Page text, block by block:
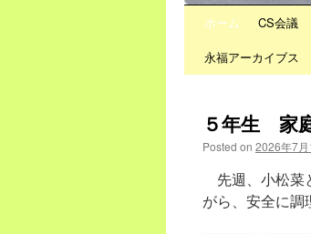
Skipホーム CS会議
永福アーカイブス
５年生 家
Posted on 2026年7月
先週、小松菜
がら、安全に調